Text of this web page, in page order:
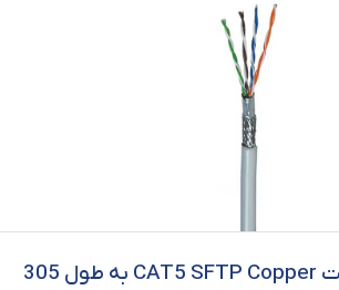
کابل شبکه دی نت CAT5 SFTP Copper به طول 305